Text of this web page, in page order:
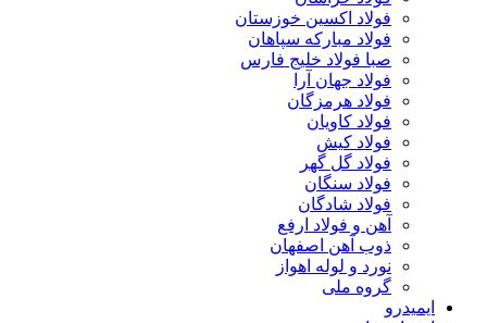
فولاد اکسین خوزستان
فولاد مبارکه سپاهان
صبا فولاد خلیج فارس
فولاد جهان آرا
فولاد هرمزگان
فولاد کاویان
فولاد کیش
فولاد گل گهر
فولاد سنگان
فولاد شادگان
آهن و فولاد ارفع
ذوب آهن اصفهان
نورد و لوله اهواز
گروه ملی
ایمیدرو